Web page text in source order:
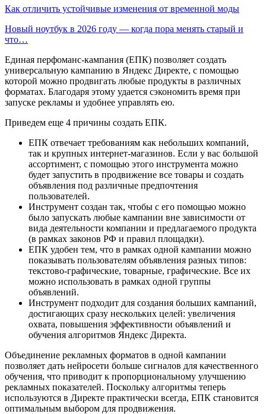
Как отличить устойчивые изменения от временной моды
Новый ноутбук в 2026 году — когда пора менять старый и
что…
Единая перфоманс-кампания (ЕПК) позволяет создать
универсальную кампанию в Яндекс Директе, с помощью
которой можно продвигать любые продукты в различных
форматах. Благодаря этому удается сэкономить время при
запуске рекламы и удобнее управлять ею.
Приведем еще 4 причины создать ЕПК.
ЕПК отвечает требованиям как небольших компаний,
так и крупных интернет-магазинов. Если у вас большой
ассортимент, с помощью этого инструмента можно
будет запустить в продвижение все товары и создать
объявления под различные предпочтения
пользователей.
Инструмент создан так, чтобы с его помощью можно
было запускать любые кампании вне зависимости от
вида деятельности компании и предлагаемого продукта
(в рамках законов РФ и правил площадки).
ЕПК удобен тем, что в рамках одной кампании можно
показывать пользователям объявления разных типов:
текстово-графические, товарные, графические. Все их
можно использовать в рамках одной группы
объявлений.
Инструмент подходит для создания больших кампаний,
достигающих сразу нескольких целей: увеличения
охвата, повышения эффективности объявлений и
обучения алгоритмов Яндекс Директа.
Объединение рекламных форматов в одной кампании
позволяет дать нейросети больше сигналов для качественного
обучения, что приводит к пропорциональному улучшению
рекламных показателей. Поскольку алгоритмы теперь
используются в Директе практически всегда, ЕПК становится
оптимальным выбором для продвижения.